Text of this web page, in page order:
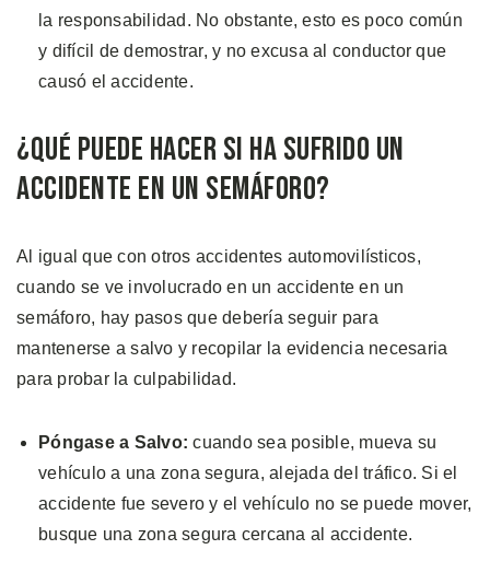
la responsabilidad. No obstante, esto es poco común
y difícil de demostrar, y no excusa al conductor que
causó el accidente.
¿Qué Puede Hacer si Ha Sufrido un
Accidente en un Semáforo?
Al igual que con otros accidentes automovilísticos,
cuando se ve involucrado en un accidente en un
semáforo, hay pasos que debería seguir para
mantenerse a salvo y recopilar la evidencia necesaria
para probar la culpabilidad.
Póngase a Salvo:cuando sea posible, mueva su
vehículo a una zona segura, alejada del tráfico. Si el
accidente fue severo y el vehículo no se puede mover,
busque una zona segura cercana al accidente.